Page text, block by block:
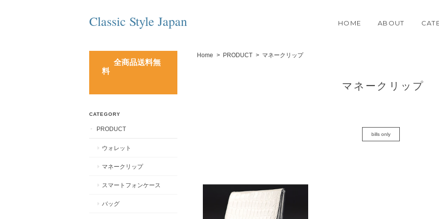
Classic Style Japan HOME ABOUT
Home PRODUCT マネークリップ
マネークリップ
bills only
全商品送料無
料
CATEGORY
PRODUCT
ウォレット
マネークリップ
スマートフォンケース
バッグ